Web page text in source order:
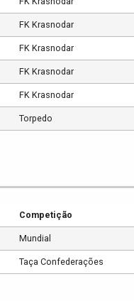
FK Krasnodar
FK Krasnodar
FK Krasnodar
FK Krasnodar
Torpedo
Competição
Mundial
Taça Confederações